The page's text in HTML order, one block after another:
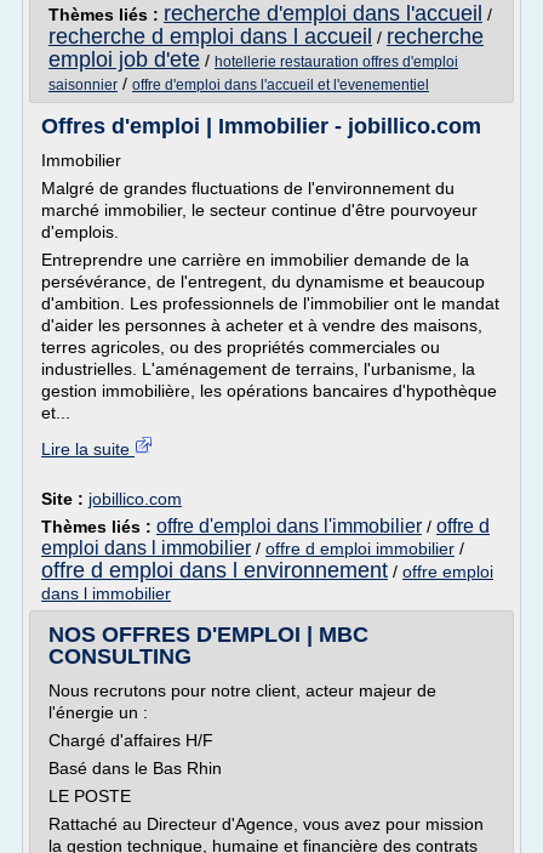
Thèmes liés : recherche d'emploi dans l'accueil /
recherche d emploi dans l accueil / recherche
emploi job d'ete / hotellerie restauration offres d'emploi
saisonnier / offre d'emploi dans l'accueil et l'evenementiel
Offres d'emploi | Immobilier - jobillico.com
Immobilier
Malgré de grandes fluctuations de l'environnement du
marché immobilier, le secteur continue d'être pourvoyeur
d'emplois.
Entreprendre une carrière en immobilier demande de la
persévérance, de l'entregent, du dynamisme et beaucoup
d'ambition. Les professionnels de l'immobilier ont le mandat
d'aider les personnes à acheter et à vendre des maisons,
terres agricoles, ou des propriétés commerciales ou
industrielles. L'aménagement de terrains, l'urbanisme, la
gestion immobilière, les opérations bancaires d'hypothèque
et...
Lire la suite
Site : jobillico.com
Thèmes liés : offre d'emploi dans l'immobilier / offre d
emploi dans l immobilier / offre d emploi immobilier /
offre d emploi dans l environnement / offre emploi
dans l immobilier
NOS OFFRES D'EMPLOI | MBC
CONSULTING
Nous recrutons pour notre client, acteur majeur de
l'énergie un :
Chargé d'affaires H/F
Basé dans le Bas Rhin
LE POSTE
Rattaché au Directeur d'Agence, vous avez pour mission
la gestion technique, humaine et financière des contrats